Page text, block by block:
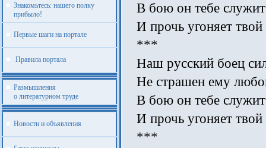
Знакомьтесь: нашего полку
прибыло!
Первые шаги на портале
Правила портала
Размышления
о литературном труде
Новости и объявления
В бою он тебе
И прочь угоняет твой
***
Наш русский боец
Не страшен ему
В бою он тебе
И прочь угоняет твой
***